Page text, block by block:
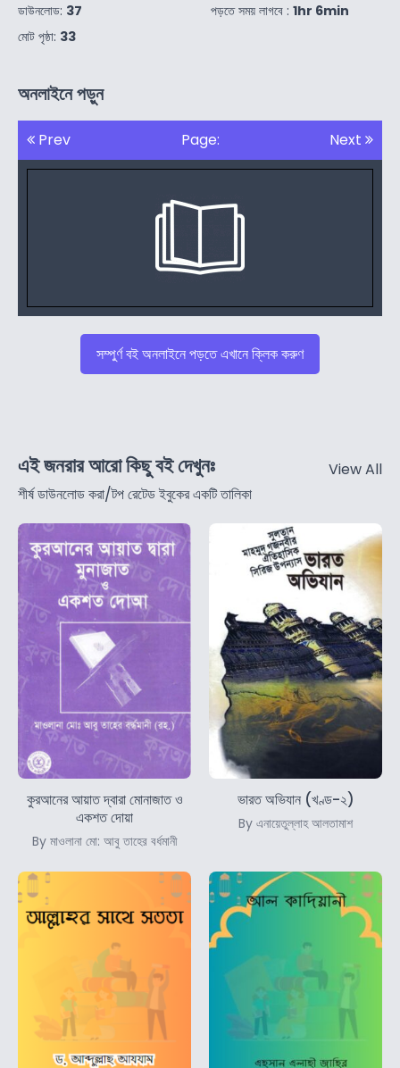
ডাউনলোড: 37
মোট পৃষ্ঠা: 33
পড়তে সময় লাগবে : 1hr 6min
অনলাইনে পড়ুন
Prev Page: Next
সম্পুর্ণ বই অনলাইনে পড়তে এখানে ক্লিক করুণ
এই জনরার আরো কিছু বই দেখুনঃ
শীর্ষ ডাউনলোড করা/টপ রেটেড ইবুকের একটি তালিকা
View All
কুরআনের আয়াত দ্বারা মোনাজাত ও
একশত দোয়া
By মাওলানা মো: আবু তাহের বর্ধমানী
ভারত অভিযান (খণ্ড-২)
By এনায়েতুল্লাহ আলতামাশ